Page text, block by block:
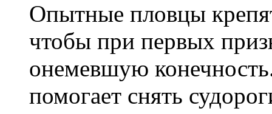
Опытные пловцы
чтобы при первых
онемевшую
помогает снять